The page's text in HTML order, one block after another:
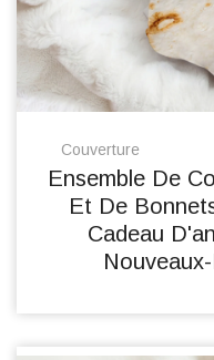
Couverture
Ensemble De
Et De
Cadeau